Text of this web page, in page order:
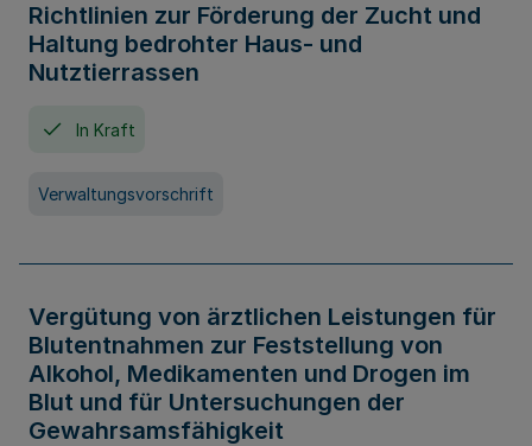
Richtlinien zur Förderung der Zucht und
Haltung bedrohter Haus- und
Nutztierrassen
In Kraft
Verwaltungsvorschrift
Vergütung von ärztlichen Leistungen für
Blutentnahmen zur Feststellung von
Alkohol, Medikamenten und Drogen im
Blut und für Untersuchungen der
Gewahrsamsfähigkeit